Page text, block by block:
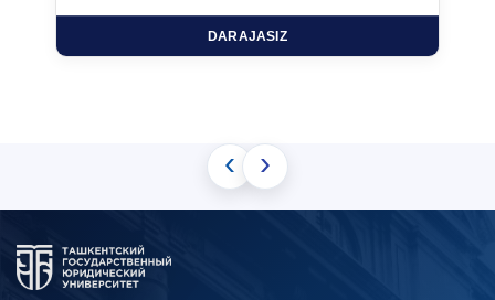
DARAJASIZ
‹ ›